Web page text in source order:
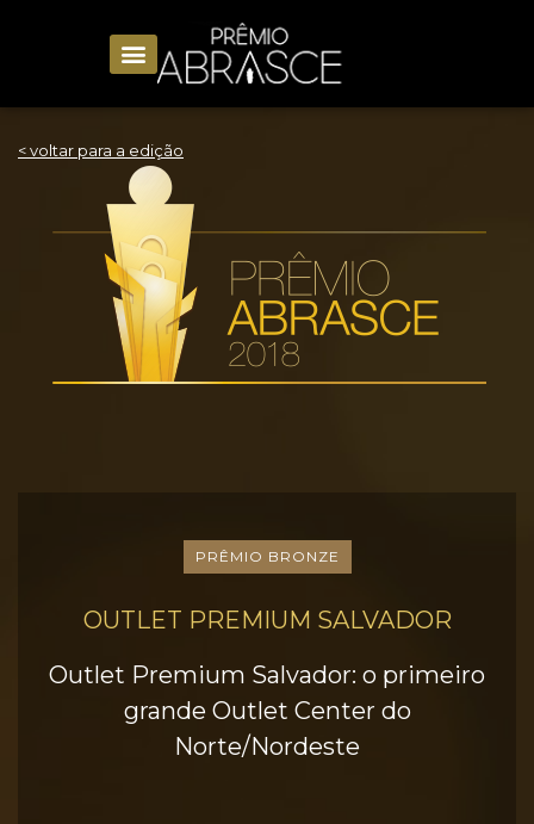
< voltar para a edição
PRÊMIO BRONZE
OUTLET PREMIUM SALVADOR
Outlet Premium Salvador: o primeiro
grande Outlet Center do
Norte/Nordeste